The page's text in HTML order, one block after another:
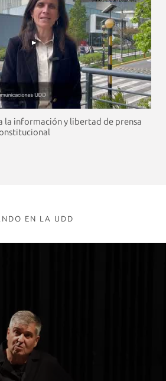
la información y libertad de prensa
EN LA UDD